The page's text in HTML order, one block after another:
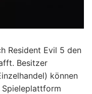
Resident Evil 5 den
Besitzer
können
Spieleplattform